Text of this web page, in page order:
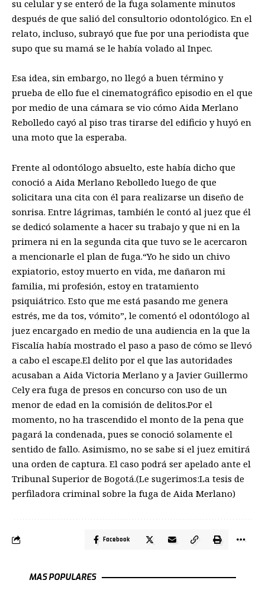
su celular y se enteró de la fuga solamente minutos
después de que salió del consultorio odontológico. En el
relato, incluso, subrayó que fue por una periodista que
supo que su mamá se le había volado al Inpec.
Esa idea, sin embargo, no llegó a buen término y
prueba de ello fue el cinematográfico episodio en el que
por medio de una cámara se vio cómo Aida Merlano
Rebolledo cayó al piso tras tirarse del edificio y huyó en
una moto que la esperaba.
Frente al odontólogo absuelto, este había dicho que
conoció a Aida Merlano Rebolledo luego de que
solicitara una cita con él para realizarse un diseño de
sonrisa. Entre lágrimas, también le contó al juez que él
se dedicó solamente a hacer su trabajo y que ni en la
primera ni en la segunda cita que tuvo se le acercaron
a mencionarle el plan de fuga.“Yo he sido un chivo
expiatorio, estoy muerto en vida, me dañaron mi
familia, mi profesión, estoy en tratamiento
psiquiátrico. Esto que me está pasando me genera
estrés, me da tos, vómito”, le comentó el odontólogo al
juez encargado en medio de una audiencia en la que la
Fiscalía había mostrado el paso a paso de cómo se llevó
a cabo el escape.El delito por el que las autoridades
acusaban a Aida Victoria Merlano y a Javier Guillermo
Cely era fuga de presos en concurso con uso de un
menor de edad en la comisión de delitos.Por el
momento, no ha trascendido el monto de la pena que
pagará la condenada, pues se conoció solamente el
sentido de fallo. Asimismo, no se sabe si el juez emitirá
una orden de captura. El caso podrá ser apelado ante el
Tribunal Superior de Bogotá.(Le sugerimos:La tesis de
perfiladora criminal sobre la fuga de Aida Merlano)
Facebook
MAS POPULARES